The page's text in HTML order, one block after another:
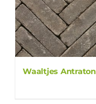
Waaltjes Antraton